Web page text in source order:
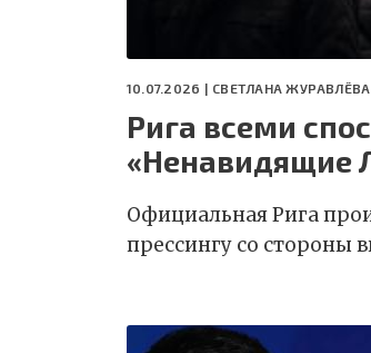
10.07.2026 | СВЕТЛАНА ЖУРАВЛЁВА
Рига всеми
«Ненавидящие
Официальная Рига
прессингу со стороны